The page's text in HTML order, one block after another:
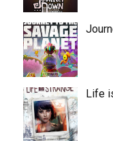
Life